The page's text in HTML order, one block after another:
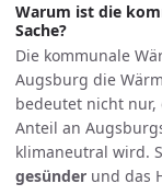
Warum ist die
Sache?
Die kommunale
Augsburg die
bedeutet nicht nur,
Anteil an
klimaneutral wird.
gesünder und das